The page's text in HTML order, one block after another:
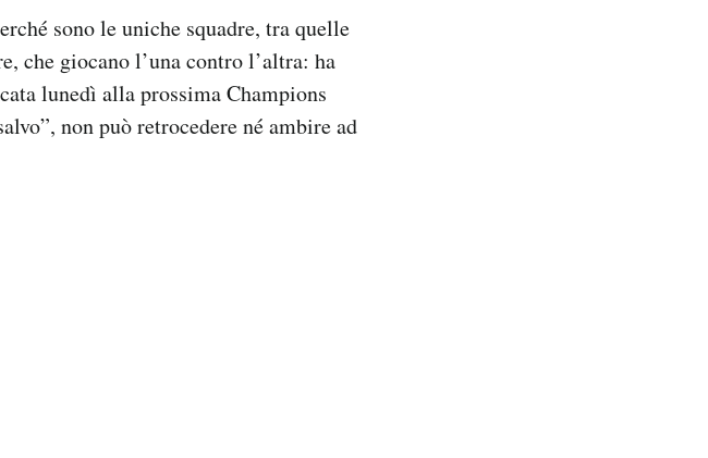
sono le uniche squadre, tra quelle
che giocano l’una contro l’altra: ha
lunedì alla prossima Champions
non può retrocedere né ambire ad